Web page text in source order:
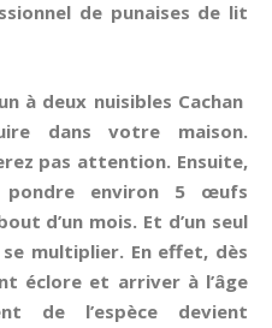
de punaises de lit
à deux nuisibles Cachan
dans votre maison.
pas attention. Ensuite,
pondre environ 5 œufs
d’un mois. Et d’un seul
multiplier. En effet, dès
éclore et arriver à l’âge
de l’espèce devient